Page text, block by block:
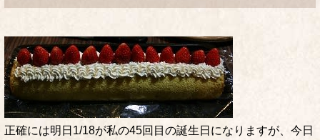
正確には明日1/18が私の45回目の誕生日になりますが、今日